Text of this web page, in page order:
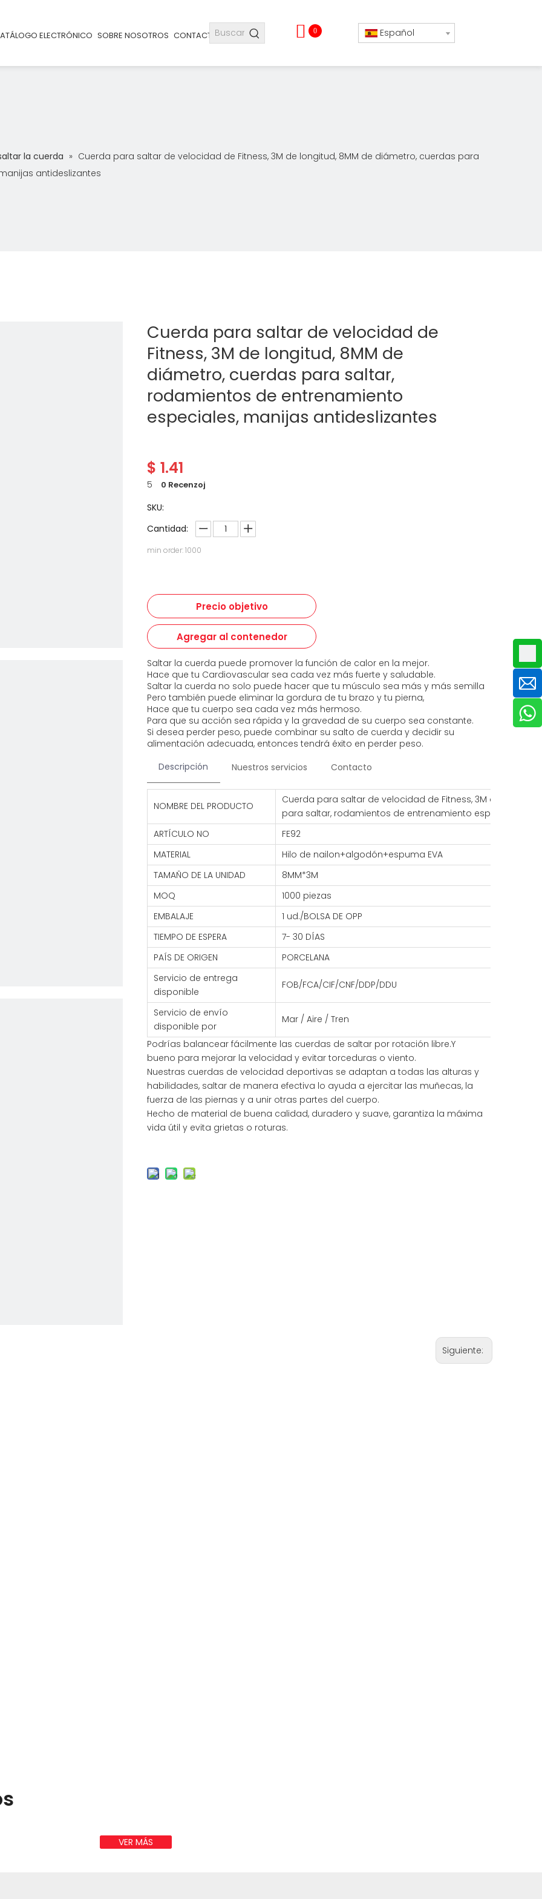
ELECTRÓNICO SOBRE NOSOTROS CONTACTO 0 Español
la cuerda » Cuerda para saltar de velocidad de Fitness, 3M de longitud, 8MM de diámetro, cuerdas para
antideslizantes
Cuerda para saltar de velocidad de
Fitness, 3M de longitud, 8MM de
diámetro, cuerdas para saltar,
rodamientos de entrenamiento
especiales, manijas antideslizantes
$ 1.41
5 0 Recenzoj
SKU:
Cantidad:
min order: 1000
Precio objetivo
Agregar al contenedor
Saltar la cuerda puede promover la función de calor en la mejor.
Hace que tu Cardiovascular sea cada vez más fuerte y saludable.
Saltar la cuerda no solo puede hacer que tu músculo sea más y más semilla
Pero también puede eliminar la gordura de tu brazo y tu pierna,
Hace que tu cuerpo sea cada vez más hermoso.
Para que su acción sea rápida y la gravedad de su cuerpo sea constante.
Si desea perder peso, puede combinar su salto de cuerda y decidir su
alimentación adecuada, entonces tendrá éxito en perder peso.
Descripción
Nuestros servicios Contacto
NOMBRE DEL PRODUCTO
Cuerda para saltar de velocidad de Fitness, 3M de
para saltar, rodamientos de entrenamiento especiales,
ARTÍCULO NO
FE92
MATERIAL
Hilo de nailon+algodón+espuma EVA
TAMAÑO DE LA UNIDAD
8MM*3M
MOQ
1000 piezas
EMBALAJE
1 ud./BOLSA DE OPP
TIEMPO DE ESPERA
7- 30 DÍAS
PAÍS DE ORIGEN
PORCELANA
Servicio de entrega
disponible
FOB/FCA/CIF/CNF/DDP/DDU
Servicio de envío
disponible por
Mar / Aire / Tren
Podrías balancear fácilmente las cuerdas de saltar por rotación libre.Y
bueno para mejorar la velocidad y evitar torceduras o viento.
Nuestras cuerdas de velocidad deportivas se adaptan a todas las alturas y
habilidades, saltar de manera efectiva lo ayuda a ejercitar las muñecas, la
fuerza de las piernas y a unir otras partes del cuerpo.
Hecho de material de buena calidad, duradero y suave, garantiza la máxima
vida útil y evita grietas o roturas.
Siguiente:
VER MÁS